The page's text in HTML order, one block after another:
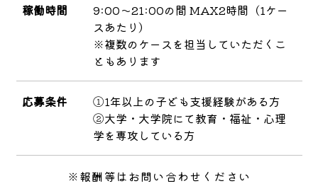
稼働時間
9:00～21:00の間 MAX2時間（1ケー
スあたり）
※複数のケースを担当していただくこ
ともあります
応募条件
①1年以上の子ども支援経験がある方
②大学・大学院にて教育・福祉・心理
学を専攻している方
※報酬等はお問い合わせください